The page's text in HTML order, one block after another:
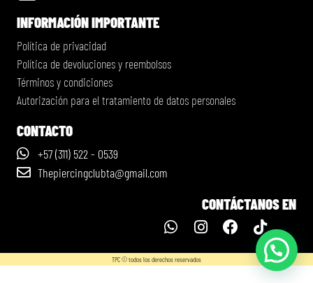
INFORMACIÓN IMPORTANTE
Política de privacidad
Política de devoluciones y reembolsos
Términos y condiciones
Autorización para el tratamiento de datos personales
CONTACTO
+57 (311) 522 - 0539
Thepiercingclubta@gmail.com
CONTÁCTANOS EN
TPC © todos los derechos reservados